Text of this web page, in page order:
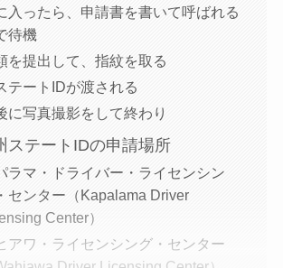
入ったら、申請書を書いて呼ばれる
待機
を提出して、指紋を取る
テートIDが渡される
に写真撮影をして終わり
ステートIDの申請場所
ラマ・ドライバー・ライセンシン
センター（Kapalama Driver
Center）
アワ・ライセンシング・センター